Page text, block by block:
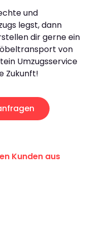
und
legst, dann
dir gerne ein
von
Umzugsservice
Zukunft!
Kunden aus